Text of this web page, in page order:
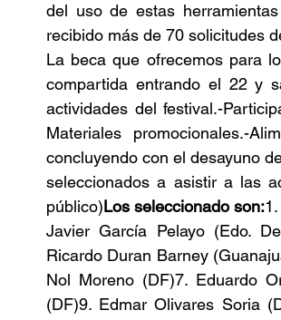
del uso de estas
recibido más de 70 solicitudes
La beca que ofrecemos para
compartida entrando el 22 y
actividades del festival.-
Materiales promocionales.-
concluyendo con el desayuno
seleccionados a asistir a las
público)Los seleccionado son:
Javier García Pelayo (Edo.
Ricardo Duran Barney
Nol Moreno (DF)7. Eduardo
(DF)9. Edmar Olivares Soria